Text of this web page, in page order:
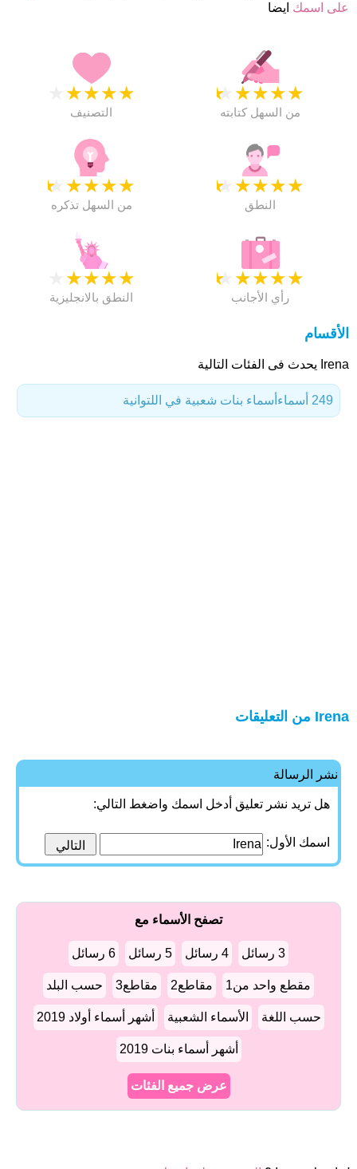
على اسمك ايضا
★
★
★
★
التصنيف
★
★
★
★
★
من السهل كتابته
★
★
★
★
★
من السهل تذكره
★
★
★
★
★
النطق
★
★
★
★
النطق بالانجليزية
★
★
★
★
★
رأي الأجانب
الأقسام
Irena يحدث فى الفئات التالية
أسماء بنات شعبية في اللتوانية 249 أسماء
Irena من التعليقات
نشر الرسالة
هل تريد نشر تعليق أدخل اسمك واضغط التالي:
اسمك الأول:
تصفح الأسماء مع
3 رسائل 4 رسائل 5 رسائل 6 رسائل
مقطع واحد من1 مقاطع2 مقاطع3 حسب البلد
حسب اللغة الأسماء الشعبية أشهر أسماء أولاد 2019
أشهر أسماء بنات 2019
عرض جميع الفئات